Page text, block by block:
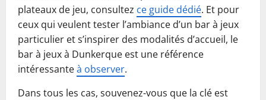
plateaux de jeu, consultez ce guide dédié. Et pour
ceux qui veulent tester l’ambiance d’un bar à jeux
particulier et s’inspirer des modalités d’accueil, le
bar à jeux à Dunkerque est une référence
intéressanteà observer.
Dans tous les cas, souvenez-vous que la clé est